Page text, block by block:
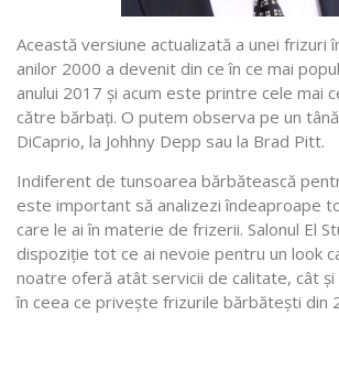
Această versiune actualizată a unei frizuri
anilor 2000 a devenit din ce în ce mai
anului 2017 și acum este printre cele mai
către bărbați. O putem observa pe un
DiCaprio, la Johhny Depp sau la Brad Pitt.
Indiferent de tunsoarea bărbătească
este important să analizezi îndeaproape
care le ai în materie de frizerii. Salonul El
dispoziție tot ce ai nevoie pentru un look
noatre oferă atât servicii de calitate, cât
în ceea ce privește frizurile bărbătești din